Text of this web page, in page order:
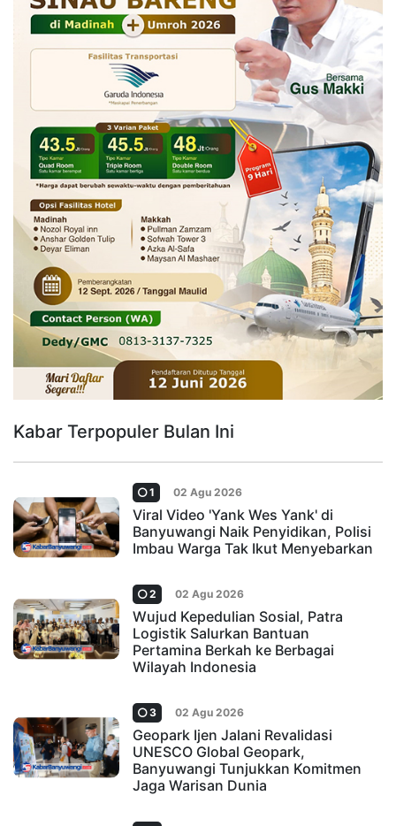
Kabar Terpopuler Bulan Ini
1 02 Agu 2026
Viral Video 'Yank Wes Yank' di
Banyuwangi Naik Penyidikan, Polisi
Imbau Warga Tak Ikut Menyebarkan
2 02 Agu 2026
Wujud Kepedulian Sosial, Patra
Logistik Salurkan Bantuan
Pertamina Berkah ke Berbagai
Wilayah Indonesia
3 02 Agu 2026
Geopark Ijen Jalani Revalidasi
UNESCO Global Geopark,
Banyuwangi Tunjukkan Komitmen
Jaga Warisan Dunia